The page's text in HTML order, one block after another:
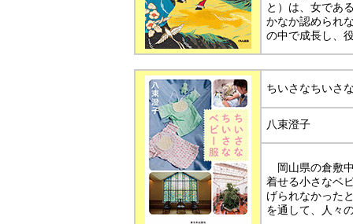
と）は、女であ
かなか認められ
の中で成長し、
ちいさなちいさ
八束澄子
岡山県の倉敷
着せる小さなベ
げられなかった
を通して、人々